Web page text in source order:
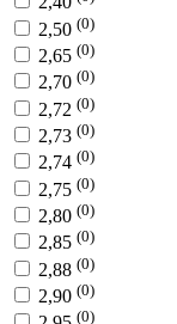
2,50 (0)
2,65 (0)
2,70 (0)
2,72 (0)
2,73 (0)
2,74 (0)
2,75 (0)
2,80 (0)
2,85 (0)
2,88 (0)
2,90 (0)
(0)